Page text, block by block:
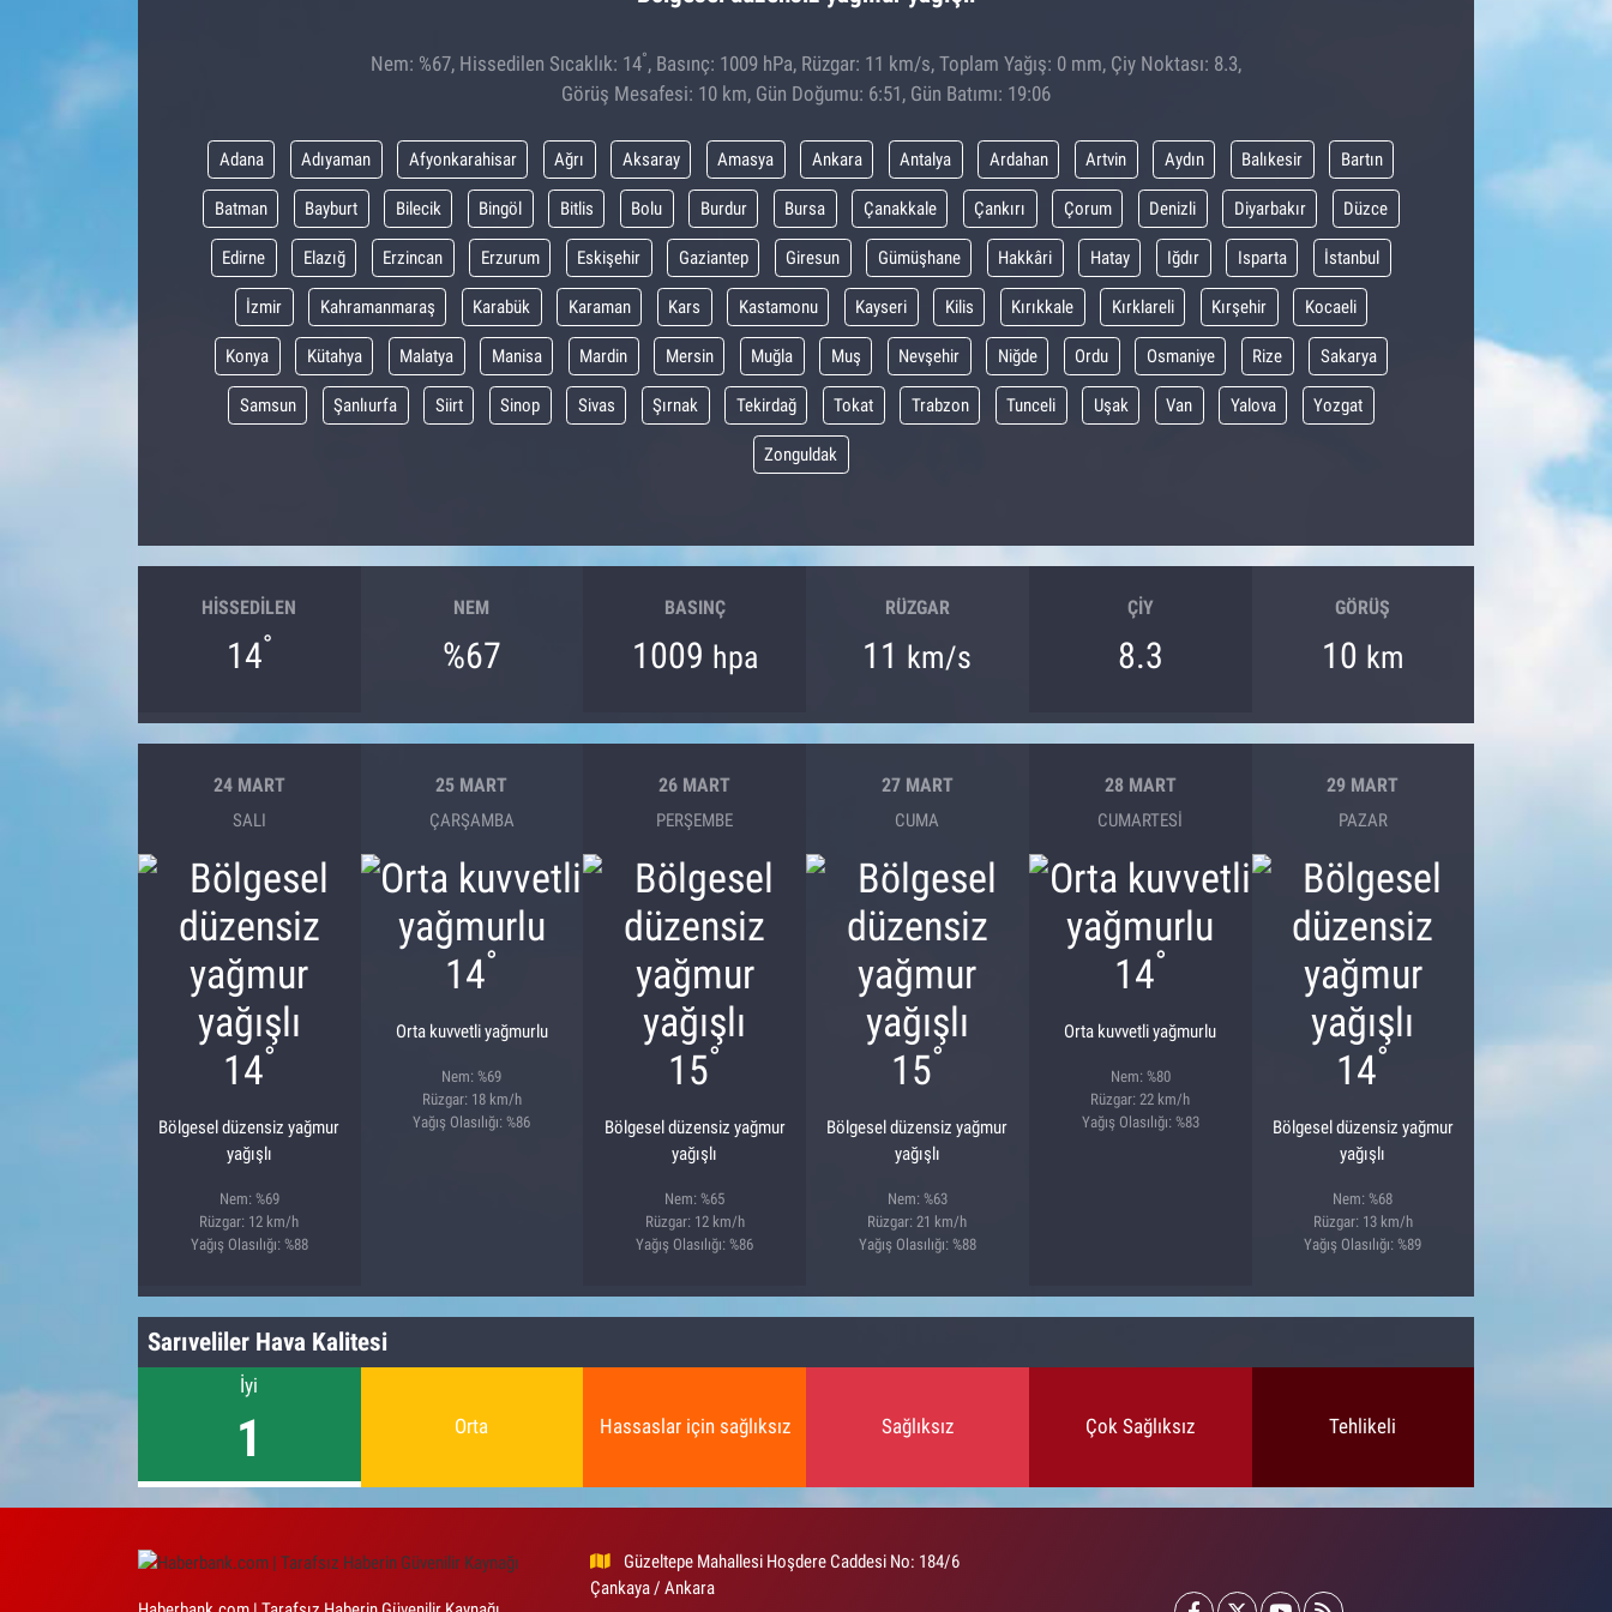
Nem: %67, Hissedilen Sıcaklık: 14°, Basınç: 1009 hPa, Rüzgar: 11 km/s, Toplam Yağış: 0 mm, Çiy Noktası: 8.3,
Görüş Mesafesi: 10 km, Gün Doğumu: 6:51, Gün Batımı: 19:06
Adana Adıyaman Afyonkarahisar Ağrı Aksaray Amasya Ankara Antalya Ardahan Artvin Aydın Balıkesir Bartın
Batman Bayburt Bilecik Bingöl Bitlis Bolu Burdur Bursa Çanakkale Çankırı Çorum Denizli Diyarbakır Düzce
Edirne Elazığ Erzincan Erzurum Eskişehir Gaziantep Giresun Gümüşhane Hakkâri Hatay Iğdır Isparta İstanbul
İzmir Kahramanmaraş Karabük Karaman Kars Kastamonu Kayseri Kilis Kırıkkale Kırklareli Kırşehir Kocaeli
Konya Kütahya Malatya Manisa Mardin Mersin Muğla Muş Nevşehir Niğde Ordu Osmaniye Rize Sakarya
Samsun Şanlıurfa Siirt Sinop Sivas Şırnak Tekirdağ Tokat Trabzon Tunceli Uşak Van Yalova Yozgat
Zonguldak
HISSEDILEN
14°
NEM
%67
BASINÇ
1009 hpa
RÜZGAR
11 km/s
ÇIY
8.3
GÖRÜŞ
10 km
24 MART
SALI
14°
Bölgesel düzensiz yağmur
yağışlı
Nem: %69
Rüzgar: 12 km/h
Yağış Olasılığı: %88
25 MART
ÇARŞAMBA
14°
Orta kuvvetli yağmurlu
Nem: %69
Rüzgar: 18 km/h
Yağış Olasılığı: %86
26 MART
PERŞEMBE
15°
Bölgesel düzensiz yağmur
yağışlı
Nem: %65
Rüzgar: 12 km/h
Yağış Olasılığı: %86
27 MART
CUMA
15°
Bölgesel düzensiz yağmur
yağışlı
Nem: %63
Rüzgar: 21 km/h
Yağış Olasılığı: %88
28 MART
CUMARTESI
14°
Orta kuvvetli yağmurlu
Nem: %80
Rüzgar: 22 km/h
Yağış Olasılığı: %83
29 MART
PAZAR
14°
Bölgesel düzensiz yağmur
yağışlı
Nem: %68
Rüzgar: 13 km/h
Yağış Olasılığı: %89
Sarıveliler Hava Kalitesi
İyi
1 Orta Hassaslar için sağlıksız Sağlıksız Çok Sağlıksız Tehlikeli
Güzeltepe Mahallesi Hoşdere Caddesi No: 184/6
Çankaya / Ankara